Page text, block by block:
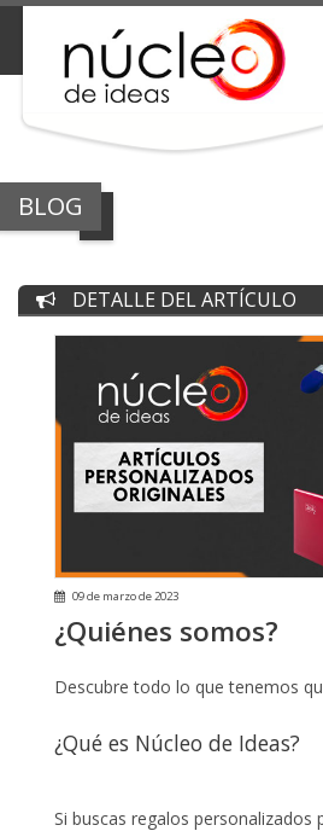
BLOG
DETALLE DEL ARTÍCULO
09 de marzo de 2023
¿Quiénes somos?
Descubre todo lo que tenemos
¿Qué es Núcleo de Ideas?
Si buscas regalos personalizados